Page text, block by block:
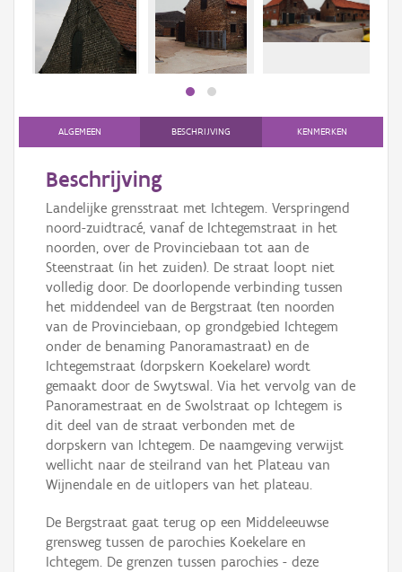
Persoon of collectief
Downloads
AanmeldenALGEMEEN BESCHRIJVING KENMERKEN
Beschrijving
Landelijke grensstraat met Ichtegem. Verspringend
noord-zuidtracé, vanaf de Ichtegemstraat in het
noorden, over de Provinciebaan tot aan de
Steenstraat (in het zuiden). De straat loopt niet
volledig door. De doorlopende verbinding tussen
het middendeel van de Bergstraat (ten noorden
van de Provinciebaan, op grondgebied Ichtegem
onder de benaming Panoramastraat) en de
Ichtegemstraat (dorpskern Koekelare) wordt
gemaakt door de Swytswal. Via het vervolg van de
Panoramestraat en de Swolstraat op Ichtegem is
dit deel van de straat verbonden met de
dorpskern van Ichtegem. De naamgeving verwijst
wellicht naar de steilrand van het Plateau van
Wijnendale en de uitlopers van het plateau.
De Bergstraat gaat terug op een Middeleeuwse
grensweg tussen de parochies Koekelare en
Ichtegem. De grenzen tussen parochies - deze